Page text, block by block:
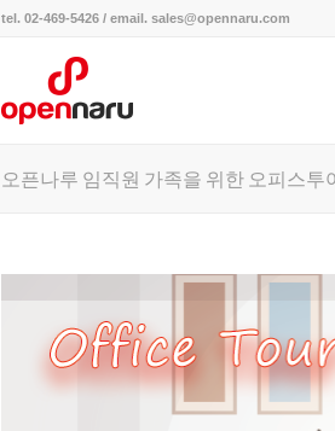
tel. 02-469-5426 / email. sales@opennaru.com
오픈나루 임직원 가족을 위한 오피스투